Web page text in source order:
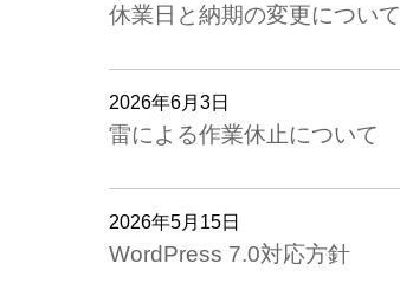
休業日と納期の変更について
2026年6月3日
雷による作業休止について
2026年5月15日
WordPress 7.0対応方針